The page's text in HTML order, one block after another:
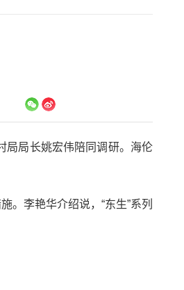
局局长姚宏伟陪同调研。海伦
。李艳华介绍说，“东生”系列